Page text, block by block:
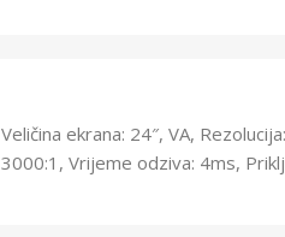
Veličina ekrana: 24″, VA,
3000:1, Vrijeme odziva: 4ms,